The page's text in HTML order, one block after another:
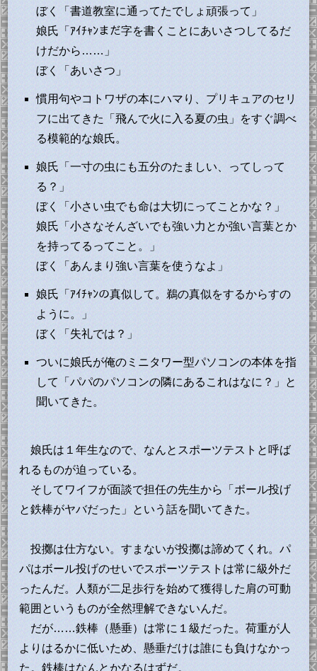
ぼく「書道教室に通ってたでしょ頑張って」
娘氏「ｱｲﾁｬﾝまだ字を書くことにあいさつしてるだ
けだから……」
ぼく「あいさつ」
慣用句やコトワザの本にハマり、プリキュアのセリ
フに出てきた「飛んで火に入る夏の虫」をすぐ調べ
る模範的な娘氏。
娘氏「一寸の虫にも五分のたましい、ってしって
る？」
ぼく「小さい虫でも命は大切にってことかな？」
娘氏「小さなそんざいでも強い力とか強い言葉とか
を持ってるってこと。」
ぼく「あんまり強い言葉を使うなよ」
娘氏「ｱｲﾁｬﾝの真似して。鵜の真似をするからすの
ように。」
ぼく「失礼では？」
ついに娘氏が俺のミニタワー型パソコンの本体を指
して「パパのパソコンの隣にあるこれはなに？」と
聞いてきた。
娘氏は１年生なので、なんとスポーツテストと呼ば
れるものが迫っている。
そしてワイフが面談で担任の先生から「ボール投げ
と鉄棒がヤバだった」という話を聞いてきた。
投擲は仕方ない。すまないが投擲は諦めてくれ。パ
パはボール投げのせいでスポーツテストは常に級外だ
ったんだ。人類が二足歩行を始めて獲得した肩の可動
範囲というものが全然理解できないんだ。
だが……鉄棒（懸垂）は常に１級だった。荷重が人
よりはるかに低いため、懸垂だけは誰にも負けなかっ
た。鉄棒はなんとかなるはずだ。